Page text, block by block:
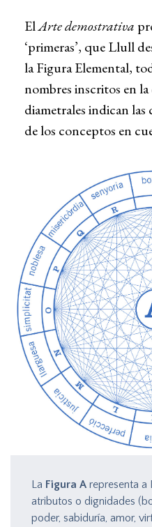
ElArte demostrativa
‘primeras’, que Llull
la Figura Elemental,
nombres inscritos en
diametrales indican las
de los conceptos en
La Figura A representa a
atributos o dignidades
poder, sabiduría, amor,